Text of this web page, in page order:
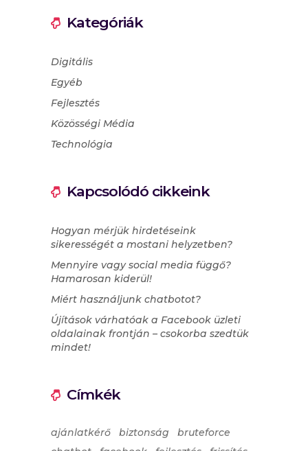
Kategóriák
Digitális
Egyéb
Fejlesztés
Közösségi Média
Technológia
Kapcsolódó cikkeink
Hogyan mérjük hirdetéseink
sikerességét a mostani helyzetben?
Mennyire vagy social media függő?
Hamarosan kiderül!
Miért használjunk chatbotot?
Újítások várhatóak a Facebook üzleti
oldalainak frontján – csokorba szedtük
mindet!
Címkék
ajánlatkérő biztonság
bruteforce